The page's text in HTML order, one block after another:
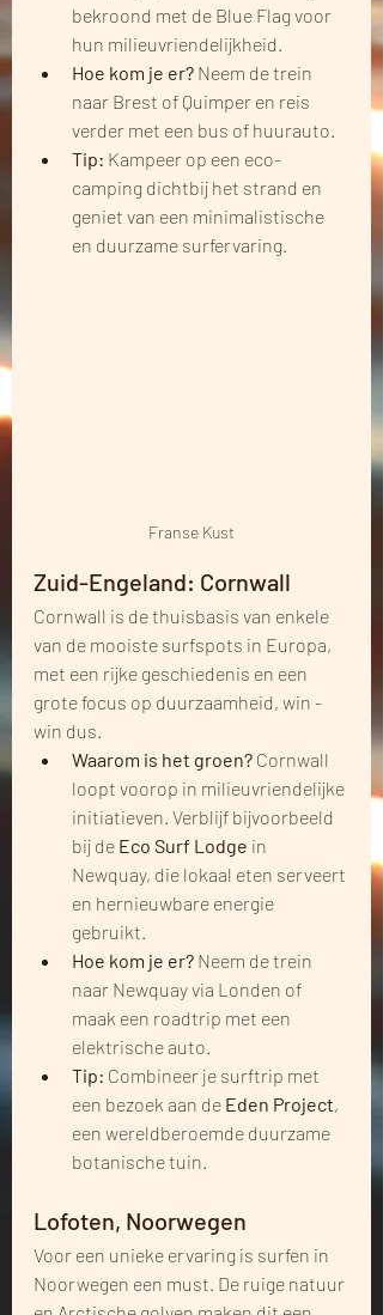
bekroond met de Blue Flag voor
hun milieuvriendelijkheid.
Hoe kom je er? Neem de trein
naar Brest of Quimper en reis
verder met een bus of huurauto.
Tip: Kampeer op een eco-
camping dichtbij het strand en
geniet van een minimalistische
en duurzame surfervaring.
Franse Kust
Zuid-Engeland: Cornwall
Cornwall is de thuisbasis van enkele
van de mooiste surfspots in Europa,
met een rijke geschiedenis en een
grote focus op duurzaamheid, win -
win dus.
Waarom is het groen? Cornwall
loopt voorop in milieuvriendelijke
initiatieven. Verblijf bijvoorbeeld
bij de Eco Surf Lodge in
Newquay, die lokaal eten serveert
en hernieuwbare energie
gebruikt.
Hoe kom je er? Neem de trein
naar Newquay via Londen of
maak een roadtrip met een
elektrische auto.
Tip: Combineer je surftrip met
een bezoek aan de Eden Project,
een wereldberoemde duurzame
botanische tuin.
Lofoten, Noorwegen
Voor een unieke ervaring is surfen in
Noorwegen een must. De ruige natuur